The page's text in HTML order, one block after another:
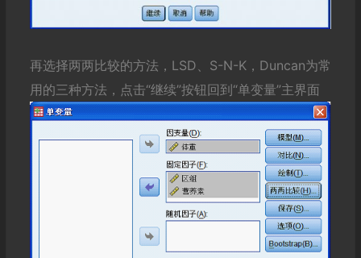
再选择两两比较的方法，LSD、S-N-K，Duncan为常
用的三种方法，点击“继续”按钮回到“单变量”主界面